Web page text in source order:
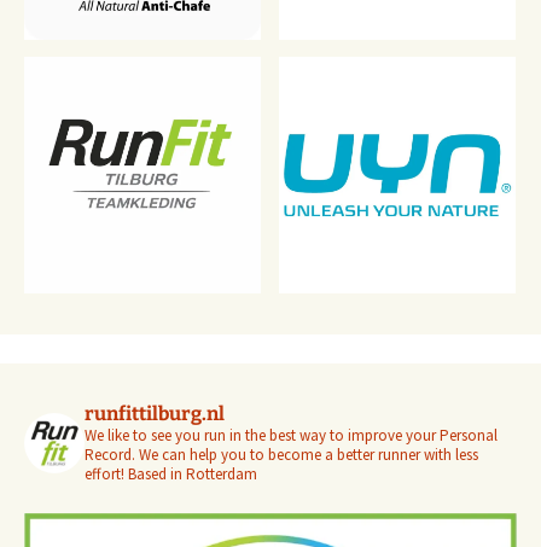
runfittilburg.nl
We like to see you run in the best way to improve your Personal
Record. We can help you to become a better runner with less
effort! Based in Rotterdam